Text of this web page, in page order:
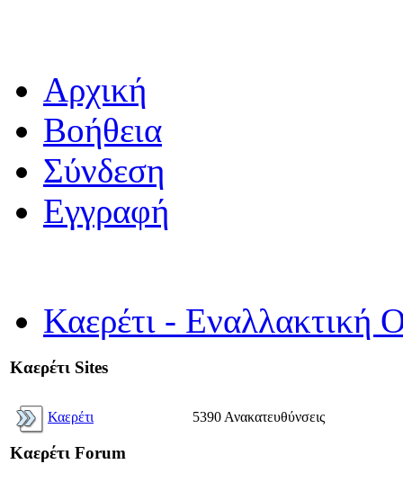
Αρχική
Βοήθεια
Σύνδεση
Εγγραφή
Καερέτι - Εναλλακτική
Καερέτι Sites
Καερέτι 5390 Ανακατευθύνσεις
Καερέτι Forum